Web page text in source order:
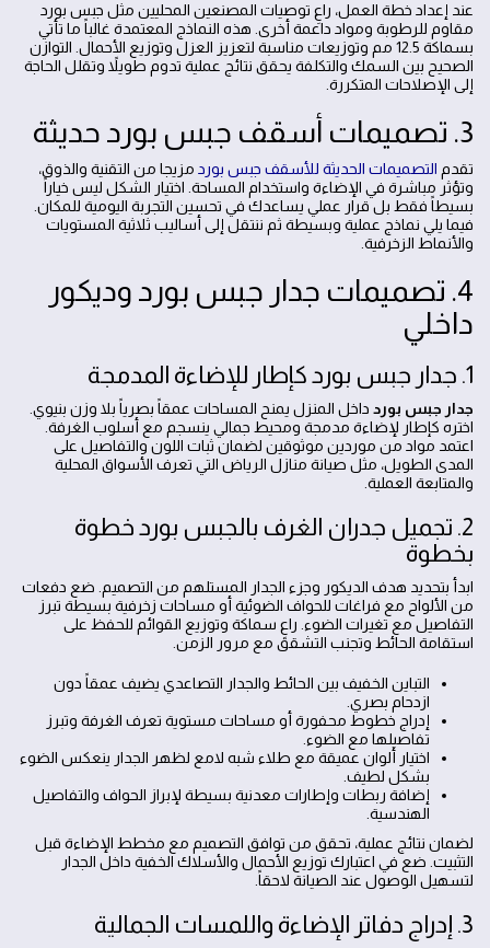
عند إعداد خطة العمل، راعِ توصيات المصنعين المحليين مثل جبس بورد
مقاوم للرطوبة ومواد داعمة أخرى. هذه النماذج المعتمدة غالباً ما تأتي
بسماكة 12.5 مم وتوزيعات مناسبة لتعزيز العزل وتوزيع الأحمال. التوازن
الصحيح بين السمك والتكلفة يحقق نتائج عملية تدوم طويلاً وتقلل الحاجة
إلى الإصلاحات المتكررة.
3. تصميمات أسقف جبس بورد حديثة
تقدم التصميمات الحديثة للأسقف جبس بورد مزيجا من التقنية والذوق،
وتؤثر مباشرة في الإضاءة واستخدام المساحة. اختيار الشكل ليس خياراً
بسيطاً فقط بل قرار عملي يساعدك في تحسين التجربة اليومية للمكان.
فيما يلي نماذج عملية وبسيطة ثم ننتقل إلى أساليب ثلاثية المستويات
والأنماط الزخرفية.
4. تصميمات جدار جبس بورد وديكور
داخلي
1. جدار جبس بورد كإطار للإضاءة المدمجة
جدار جبس بورد داخل المنزل يمنح المساحات عمقاً بصرياً بلا وزن بنيوي.
اختره كإطار لإضاءة مدمجة ومحيط جمالي ينسجم مع أسلوب الغرفة.
اعتمد مواد من موردين موثوقين لضمان ثبات اللون والتفاصيل على
المدى الطويل، مثل صيانة منازل الرياض التي تعرف الأسواق المحلية
والمتابعة العملية.
2. تجميل جدران الغرف بالجبس بورد خطوة
بخطوة
ابدأ بتحديد هدف الديكور وجزء الجدار المستلهم من التصميم. ضع دفعات
من الألواح مع فراغات للحواف الضوئية أو مساحات زخرفية بسيطة تبرز
التفاصيل مع تغيرات الضوء. راعِ سماكة وتوزيع القوائم للحفظ على
استقامة الحائط وتجنب التشقق مع مرور الزمن.
التباين الخفيف بين الحائط والجدار التصاعدي يضيف عمقاً دون
ازدحام بصري.
إدراج خطوط محفورة أو مساحات مستوية تعرف الغرفة وتبرز
تفاصيلها مع الضوء.
اختيار ألوان عميقة مع طلاء شبه لامع لظهر الجدار ينعكس الضوء
بشكل لطيف.
إضافة ربطات وإطارات معدنية بسيطة لإبراز الحواف والتفاصيل
الهندسية.
لضمان نتائج عملية، تحقق من توافق التصميم مع مخطط الإضاءة قبل
التثبيت. ضع في اعتبارك توزيع الأحمال والأسلاك الخفية داخل الجدار
لتسهيل الوصول عند الصيانة لاحقاً.
3. إدراج دفاتر الإضاءة واللمسات الجمالية